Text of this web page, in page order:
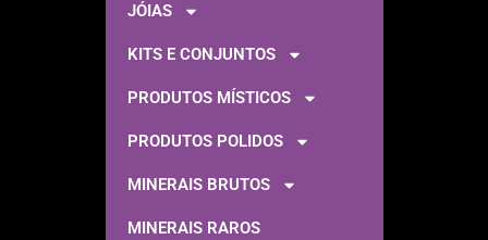
JÓIAS
KITS E CONJUNTOS
PRODUTOS MÍSTICOS
PRODUTOS POLIDOS
MINERAIS BRUTOS
MINERAIS RAROS